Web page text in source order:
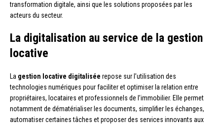
transformation digitale, ainsi que les solutions proposées par les
acteurs du secteur.
La digitalisation au service de la gestion
locative
La gestion locative digitalisée repose sur l’utilisation des
technologies numériques pour faciliter et optimiser la relation entre
propriétaires, locataires et professionnels de l’immobilier. Elle permet
notamment de dématérialiser les documents, simplifier les échanges,
automatiser certaines tâches et proposer des services innovants aux